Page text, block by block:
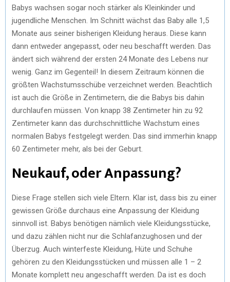
Babys wachsen sogar noch stärker als Kleinkinder und
jugendliche Menschen. Im Schnitt wächst das Baby alle 1,5
Monate aus seiner bisherigen Kleidung heraus. Diese kann
dann entweder angepasst, oder neu beschafft werden. Das
ändert sich während der ersten 24 Monate des Lebens nur
wenig. Ganz im Gegenteil! In diesem Zeitraum können die
größten Wachstumsschübe verzeichnet werden. Beachtlich
ist auch die Größe in Zentimetern, die die Babys bis dahin
durchlaufen müssen. Von knapp 38 Zentimeter hin zu 92
Zentimeter kann das durchschnittliche Wachstum eines
normalen Babys festgelegt werden. Das sind immerhin knapp
60 Zentimeter mehr, als bei der Geburt.
Neukauf, oder Anpassung?
Diese Frage stellen sich viele Eltern. Klar ist, dass bis zu einer
gewissen Größe durchaus eine Anpassung der Kleidung
sinnvoll ist. Babys benötigen nämlich viele Kleidungsstücke,
und dazu zählen nicht nur die Schlafanzughosen und der
Überzug. Auch winterfeste Kleidung, Hüte und Schuhe
gehören zu den Kleidungsstücken und müssen alle 1 – 2
Monate komplett neu angeschafft werden. Da ist es doch